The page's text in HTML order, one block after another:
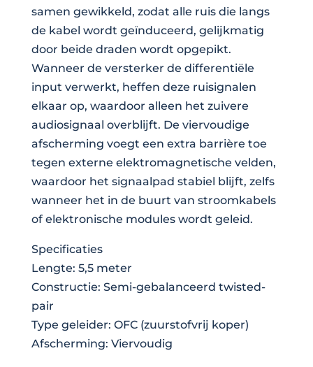
samen gewikkeld, zodat alle ruis die langs
de kabel wordt geïnduceerd, gelijkmatig
door beide draden wordt opgepikt.
Wanneer de versterker de differentiële
input verwerkt, heffen deze ruisignalen
elkaar op, waardoor alleen het zuivere
audiosignaal overblijft. De viervoudige
afscherming voegt een extra barrière toe
tegen externe elektromagnetische velden,
waardoor het signaalpad stabiel blijft, zelfs
wanneer het in de buurt van stroomkabels
of elektronische modules wordt geleid.
Specificaties
Lengte: 5,5 meter
Constructie: Semi-gebalanceerd twisted-
pair
Type geleider: OFC (zuurstofvrij koper)
Afscherming: Viervoudig